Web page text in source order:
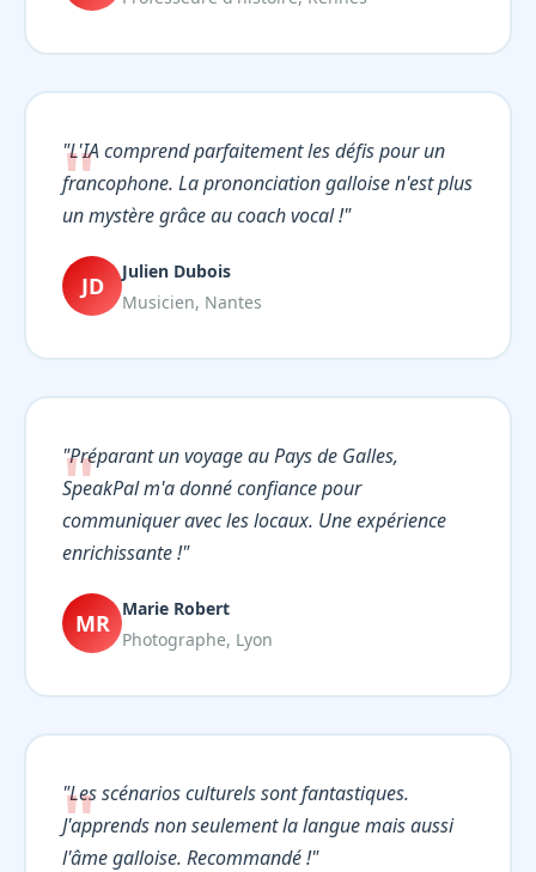
"L'IA comprend parfaitement les défis pour un
francophone. La prononciation galloise n'est plus
un mystère grâce au coach vocal !"
JD
Julien Dubois
Musicien, Nantes
"Préparant un voyage au Pays de Galles,
SpeakPal m'a donné confiance pour
communiquer avec les locaux. Une expérience
enrichissante !"
MR
Marie Robert
Photographe, Lyon
"Les scénarios culturels sont fantastiques.
J'apprends non seulement la langue mais aussi
l'âme galloise. Recommandé !"